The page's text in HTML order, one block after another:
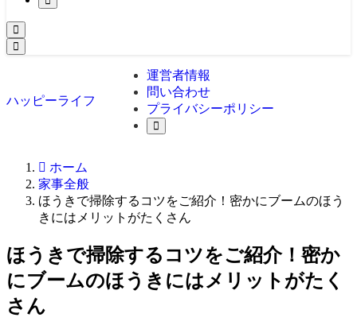
ハッピーライフ
運営者情報
問い合わせ
プライバシーポリシー
ホーム
家事全般
ほうきで掃除するコツをご紹介！密かにブームのほう
きにはメリットがたくさん
ほうきで掃除するコツをご紹介！密か
にブームのほうきにはメリットがたく
さん